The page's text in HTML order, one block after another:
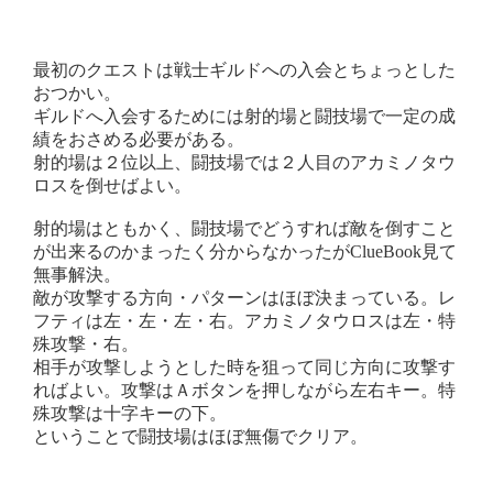
最初のクエストは戦士ギルドへの入会とちょっとした
おつかい。
ギルドへ入会するためには射的場と闘技場で一定の成
績をおさめる必要がある。
射的場は２位以上、闘技場では２人目のアカミノタウ
ロスを倒せばよい。
射的場はともかく、闘技場でどうすれば敵を倒すこと
が出来るのかまったく分からなかったがClueBook見て
無事解決。
敵が攻撃する方向・パターンはほぼ決まっている。レ
フティは左・左・左・右。アカミノタウロスは左・特
殊攻撃・右。
相手が攻撃しようとした時を狙って同じ方向に攻撃す
ればよい。攻撃はＡボタンを押しながら左右キー。特
殊攻撃は十字キーの下。
ということで闘技場はほぼ無傷でクリア。